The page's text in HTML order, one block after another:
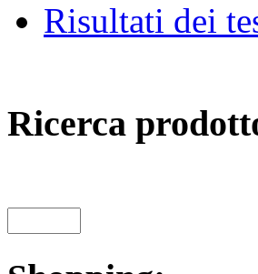
Risultati dei
Ricerca